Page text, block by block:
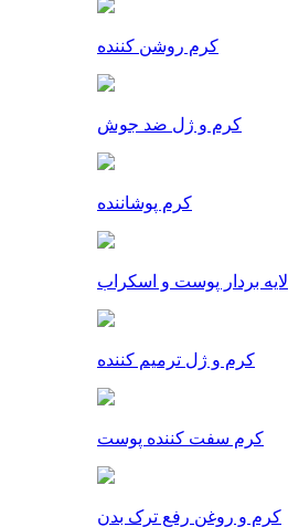
کرم روشن کننده
کرم و ژل ضد جوش
کرم پوشاننده
لایه بردار پوست و اسکراب
کرم و ژل ترمیم کننده
کرم سفت کننده پوست
کرم و روغن رفع ترک بدن